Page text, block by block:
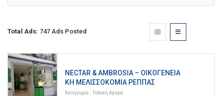
Total Ads: 747 Ads Posted
NECTAR & AMBROSIA – ΟΙΚΟΓΕΝΕΙΑ
ΚΉ ΜΕΛΙΣΣΟΚΟΜΊΑ ΡΈΠΠΑΣ
Κατηγορία : Τοπική Αγορά